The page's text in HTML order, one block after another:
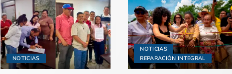
NOTICIAS
NOTICIAS
REPARACIÓN INTEGRAL